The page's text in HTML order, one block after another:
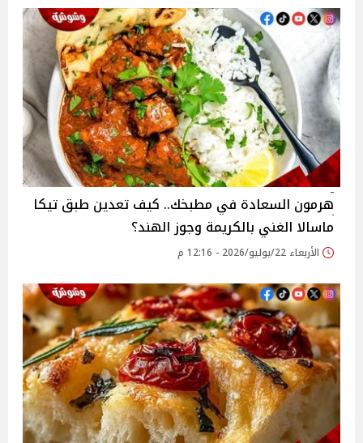
هرمون السعادة في مطبخك.. كيف تعدين طبق تيكا
ماسالا الغني بالكريمة وجوز الهند؟
الأربعاء 22/يوليو/2026 - 12:16 م